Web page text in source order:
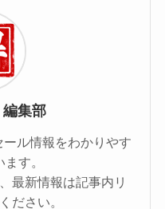
集部
ル情報をわかりやす
す。
最新情報は記事内リ
ださい。